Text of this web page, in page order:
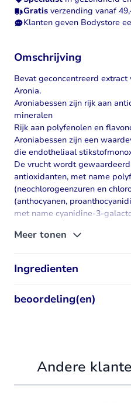
Gratis verzending vanaf
Klanten geven Bodystore
Omschrijving
Bevat geconcentreerd
Aronia.
Aroniabessen zijn rijk aan
mineralen
Rijk aan polyfenolen en
Aroniabessen zijn een
die endotheliaal
De vrucht wordt
antioxidanten, met name
(neochlorogeenzuren en
(anthocyanen,
met name cyanidine-3-
Meer tonen
Ingredienten
beoordeling(en)
Andere